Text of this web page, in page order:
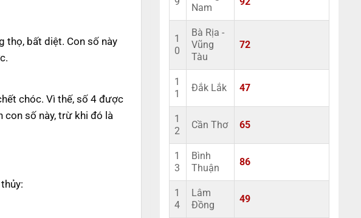
thọ, bất diệt. Con số này
chóc. Vì thế, số 4 được
con số này, trừ khi đó là
Nam
1
0
Bà Rịa -
Vũng
Tàu
72
1
1
Đắk Lắk 47
1
2
Cần Thơ 65
1
3
Bình
Thuận
86
1
4
Lâm
Đồng
49